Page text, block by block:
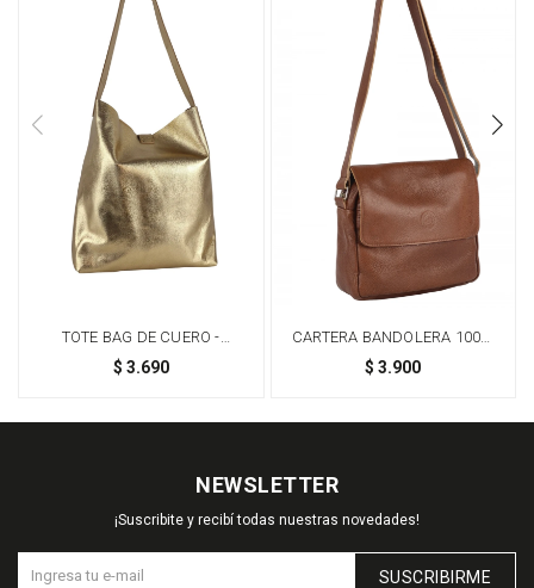
TOTE BAG DE CUERO -
DORADO
$ 3.690
CARTERA BANDOLERA 100%
CUERO - MARRÓN
$ 3.900
NEWSLETTER
¡Suscribite y recibí todas nuestras novedades!
SUSCRIBIRME